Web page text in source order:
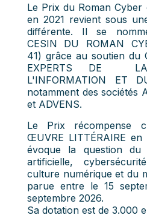
Le Prix du Roman Cyber
en 2021 revient sous
différente. Il se
CESIN DU ROMAN
41) grâce au soutien du
EXPERTS DE LA
L'INFORMATION ET
notamment des sociétés
et ADVENS.
Le Prix récompense
ŒUVRE LITTÉRAIRE
évoque la question du
artificielle,
culture numérique et du
parue entre le 15
septembre 2026.
Sa dotation est de 3.000